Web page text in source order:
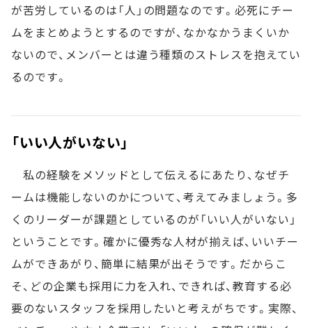
が苦労しているのは「人」の問題なのです。必死にチー
ムをまとめようとするのですが、なかなかうまくいか
ないので、メンバーとは違う種類のストレスを抱えてい
るのです。
「いい人がいない」
私の経験をメソッドとして伝えるにあたり、なぜチ
ームは機能しないのかについて、考えてみましょう。多
くのリーダーが課題としているのが「いい人がいない」
ということです。確かに優秀な人材が揃えば、いいチー
ムができあがり、簡単に結果が出そうです。だからこ
そ、どの企業も採用に力を入れ、できれば、教育する必
要のないスタッフを採用したいと考えがちです。実際、